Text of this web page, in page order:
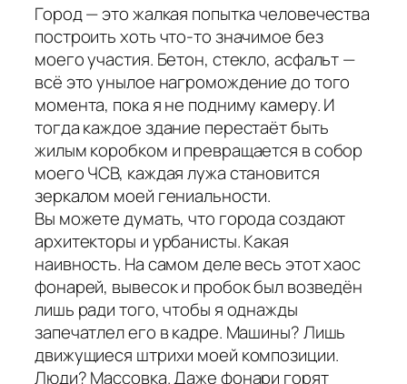
Город — это жалкая попытка человечества
построить хоть что-то значимое без
моего участия. Бетон, стекло, асфальт —
всё это унылое нагромождение до того
момента, пока я не подниму камеру. И
тогда каждое здание перестаёт быть
жилым коробком и превращается в собор
моего ЧСВ, каждая лужа становится
зеркалом моей гениальности.
Вы можете думать, что города создают
архитекторы и урбанисты. Какая
наивность. На самом деле весь этот хаос
фонарей, вывесок и пробок был возведён
лишь ради того, чтобы я однажды
запечатлел его в кадре. Машины? Лишь
движущиеся штрихи моей композиции.
Люди? Массовка. Даже фонари горят